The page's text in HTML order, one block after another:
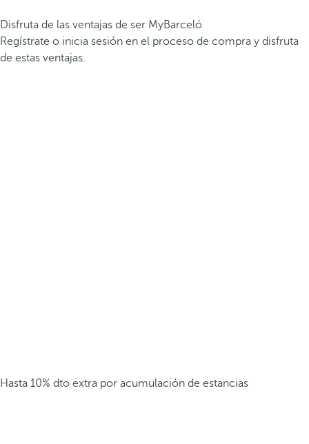
Disfruta de las ventajas de ser MyBarceló
Regístrate o inicia sesión en el proceso de compra y disfruta
de estas ventajas.
Hasta 10% dto extra por acumulación de estancias